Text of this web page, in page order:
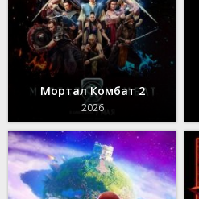
Мортал Комбат 2
2026